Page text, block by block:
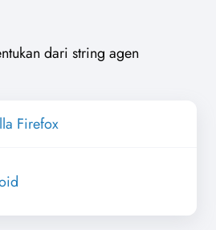
dari string agen
Firefox